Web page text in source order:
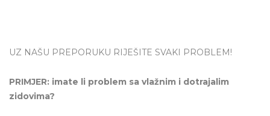
UZ NAŠU PREPORUKU RIJEŠITE SVAKI PROBLEM!
PRIMJER: imate li problem sa vlažnim i dotrajalim
zidovima?